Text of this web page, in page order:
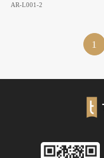
AR-L001-2
1